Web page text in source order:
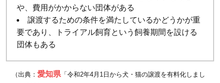
や、費用がかからない団体がある
譲渡するための条件を満たしているかどうかが重
要であり、トライアル飼育という飼養期間を設ける
団体もある
（出典： 愛知県 「令和2年4月1日から犬・猫の譲渡を有料化しまし